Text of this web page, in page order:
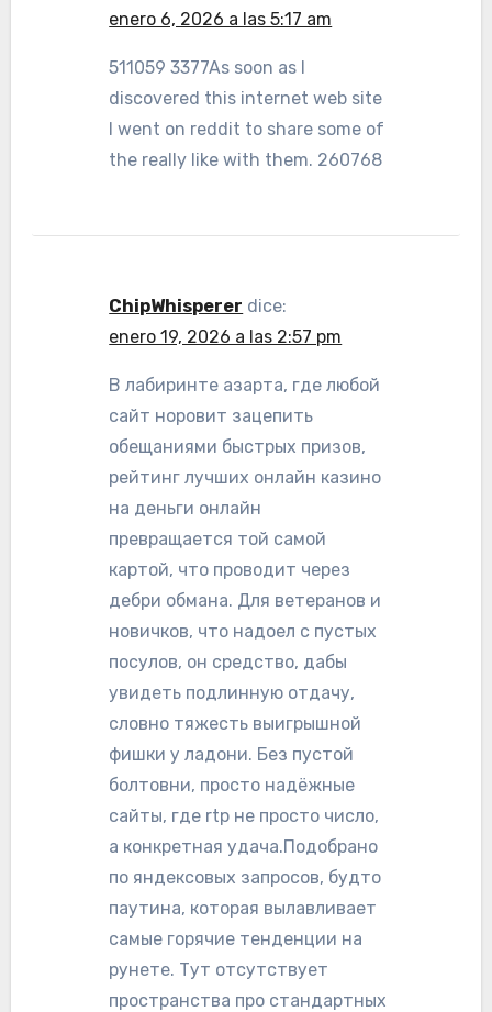
enero 6, 2026 a las 5:17 am
511059 3377As soon as I
discovered this internet web site
I went on reddit to share some of
the really like with them. 260768
ChipWhisperer dice:
enero 19, 2026 a las 2:57 pm
В лабиринте азарта, где любой
сайт норовит зацепить
обещаниями быстрых призов,
рейтинг лучших онлайн казино
на деньги онлайн
превращается той самой
картой, что проводит через
дебри обмана. Для ветеранов и
новичков, что надоел с пустых
посулов, он средство, дабы
увидеть подлинную отдачу,
словно тяжесть выигрышной
фишки у ладони. Без пустой
болтовни, просто надёжные
сайты, где rtp не просто число,
а конкретная удача.Подобрано
по яндексовых запросов, будто
паутина, которая вылавливает
самые горячие тенденции на
рунете. Тут отсутствует
пространства про стандартных